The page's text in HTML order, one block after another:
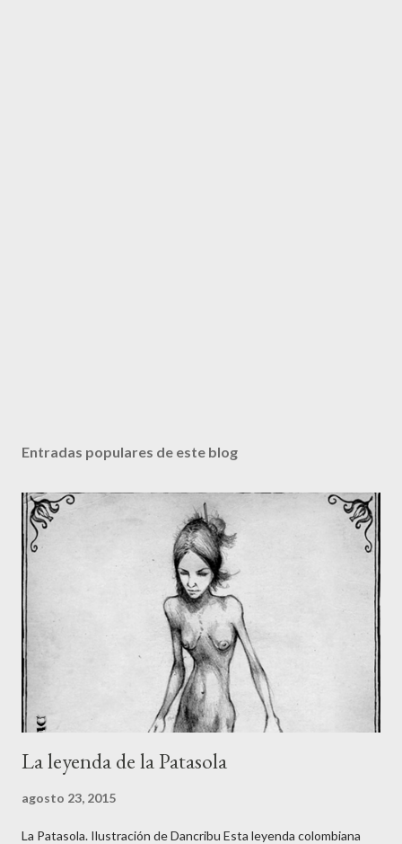
Entradas populares de este blog
La leyenda de la Patasola
agosto 23, 2015
La Patasola. Ilustración de Dancribu Esta leyenda colombiana